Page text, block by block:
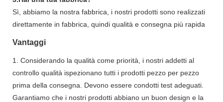
Sì, abbiamo la nostra fabbrica, i nostri prodotti sono realizzati
direttamente in fabbrica, quindi qualità e consegna più rapida
Vantaggi
1. Considerando la qualità come priorità, i nostri addetti al
controllo qualità ispezionano tutti i prodotti pezzo per pezzo
prima della consegna. Devono essere condotti test adeguati.
Garantiamo che i nostri prodotti abbiano un buon design e la